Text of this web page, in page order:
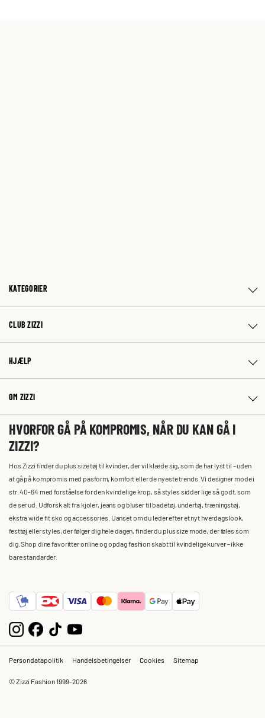
KATEGORIER
CLUB ZIZZI
HJÆLP
OM ZIZZI
HVORFOR GÅ PÅ KOMPROMIS, NÅR DU KAN GÅ I
ZIZZI?
Hos Zizzi finder du plus size tøj til kvinder, der vil klæde sig, som de har lyst til – uden
at gå på kompromis med pasform, komfort eller de nyeste trends. Vi designer mode i
str. 40-64 med forståelse for den kvindelige krop, så styles sidder lige så godt, som
de ser ud. Udforsk alt fra kjoler, jeans og bluser til badetøj, undertøj, træningstøj,
ekstra wide fit sko og accessories. Uanset om du leder efter et nyt hverdagslook,
festtøj eller styles, der følger dig hele dagen, finder du plus size mode, der føles som
dig. Shop dine favoritter online og opdag fashion skabt til kvindelige kurver – ikke
bare standarder.
Persondatapolitik Handelsbetingelser Cookies Sitemap
© Zizzi Fashion 1999-2026